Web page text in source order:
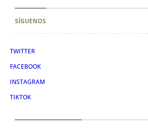
SÍGUENOS
TWITTER
FACEBOOK
INSTAGRAM
TIKTOK